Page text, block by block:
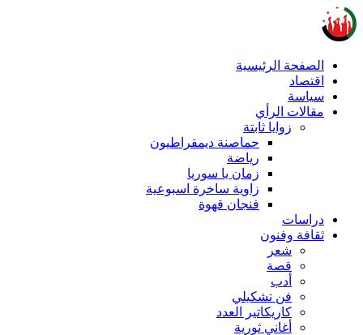
الصفحة الرئيسية
اقتصاد
سياسة
مقالات الرأي
زوايا ثابتة
حماصنة ديمقراطيون
رياضة
زمان يا سوريا
زاوية ساخرة اسبوعية
فنجان قهوة
دراسات
ثقافة وفنون
شعر
قصة
أدب
فن تشكيلي
كاريكاتير العدد
أغاني ثورية